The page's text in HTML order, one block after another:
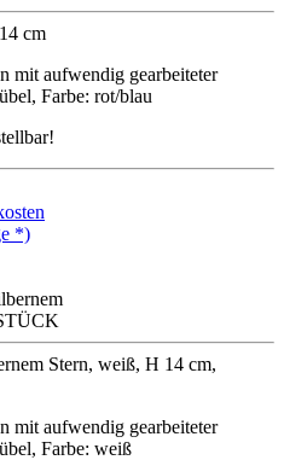
cm
mit aufwendig gearbeiteter
Farbe: rot/blau
*)
Stern, weiß, H 14 cm,
mit aufwendig gearbeiteter
Farbe: weiß